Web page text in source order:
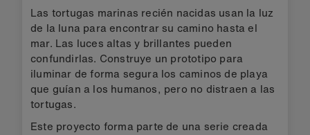
Las tortugas marinas recién nacidas usan la luz
de la luna para encontrar su camino hasta el
mar. Las luces altas y brillantes pueden
confundirlas. Construye un prototipo para
iluminar de forma segura los caminos de playa
que guían a los humanos, pero no distraen a las
tortugas.
Este proyecto forma parte de una serie creada